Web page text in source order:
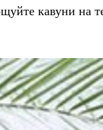
кавуни на